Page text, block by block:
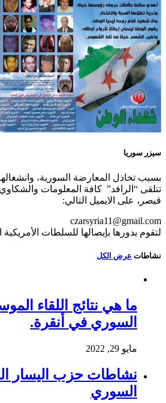
سيزر سوريا
بسبب تخاذل المعارضة السورية،
تتلقى “الرافد” كافة المعلومات
قيصر، على الايميل التالي:
czarsyria11@gmail.com
لتقوم بدورها بإيصالها للسلطات
نشاطات عرض الكل
ما هي نتائج اللقاء
السوري في أنقرة.
مايو 29, 2022
نشاطات حزب اليسار
السوري